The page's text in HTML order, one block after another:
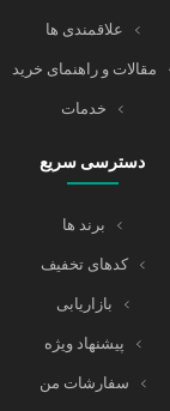
علاقمندی ها
مقالات و راهنمای خرید
خدمات
دسترسی سریع
برند ها
کدهای تخفیف
بازاریابی
پیشنهاد ویژه
سفارشات من